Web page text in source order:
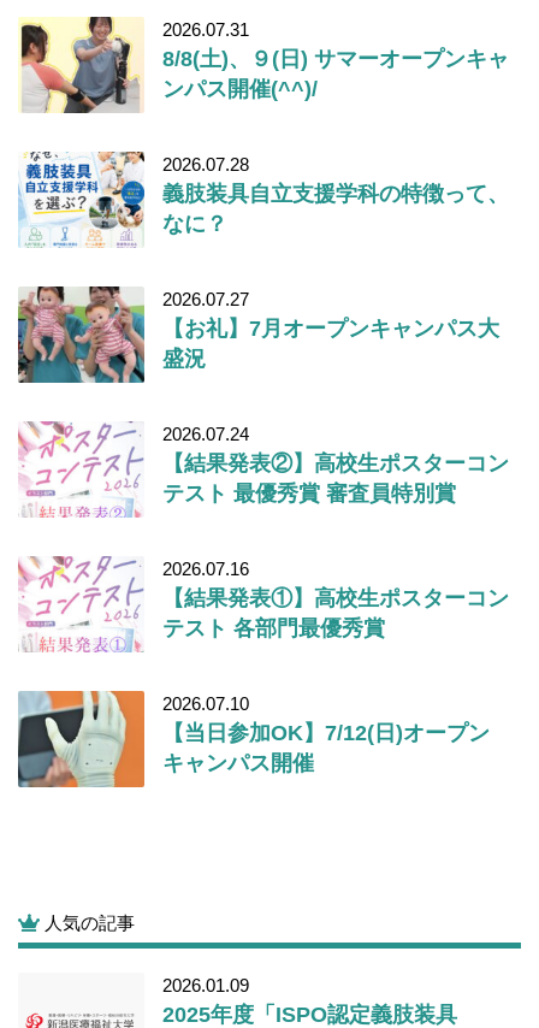
2026.07.31
8/8(土)、９(日) サマーオープンキャ
ンパス開催(^^)/
2026.07.28
義肢装具自立支援学科の特徴って、
なに？
2026.07.27
【お礼】7月オープンキャンパス大
盛況
2026.07.24
【結果発表②】高校生ポスターコン
テスト 最優秀賞 審査員特別賞
2026.07.16
【結果発表①】高校生ポスターコン
テスト 各部門最優秀賞
2026.07.10
【当日参加OK】7/12(日)オープン
キャンパス開催
人気の記事
2026.01.09
2025年度「ISPO認定義肢装具